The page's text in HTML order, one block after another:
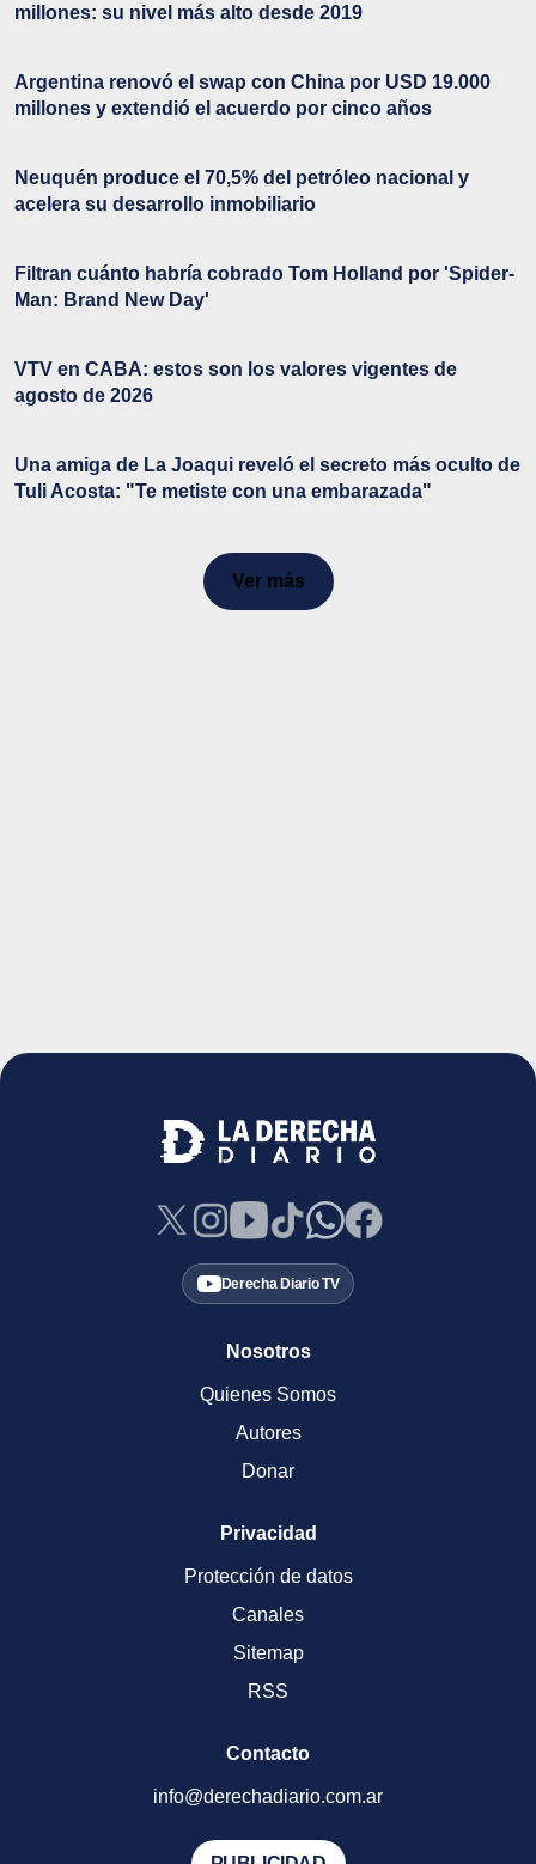
millones: su nivel más alto desde 2019
Argentina renovó el swap con China por USD 19.000
millones y extendió el acuerdo por cinco años
Neuquén produce el 70,5% del petróleo nacional y
acelera su desarrollo inmobiliario
Filtran cuánto habría cobrado Tom Holland por 'Spider-
Man: Brand New Day'
VTV en CABA: estos son los valores vigentes de
agosto de 2026
Una amiga de La Joaqui reveló el secreto más oculto de
Tuli Acosta: "Te metiste con una embarazada"
Ver más
Derecha Diario TV
Nosotros
Quienes Somos
Autores
Donar
Privacidad
Protección de datos
Canales
Sitemap
RSS
Contacto
info@derechadiario.com.ar